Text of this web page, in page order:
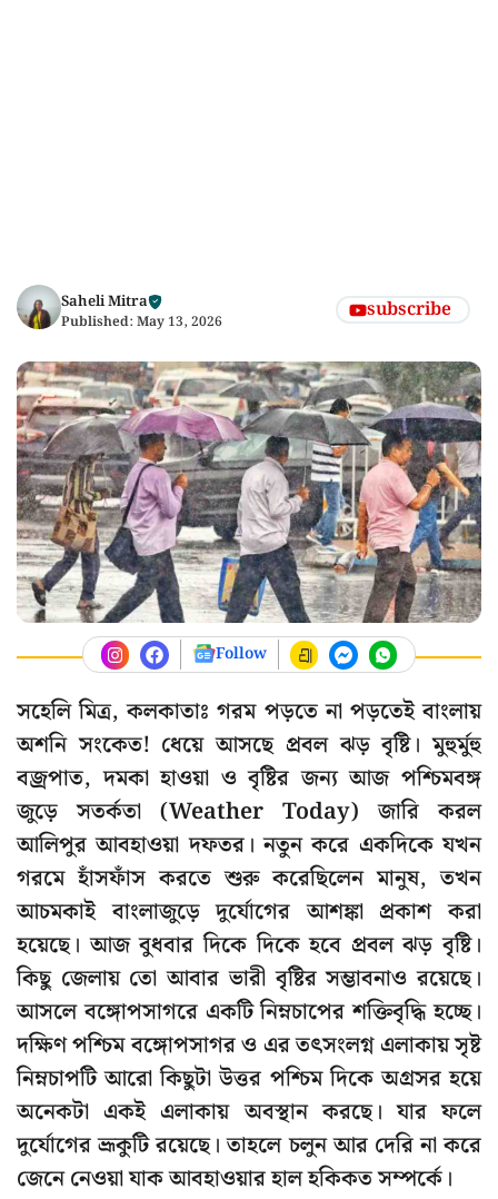
Saheli Mitra
Published: May 13, 2026 subscribe
Follow
সহেলি মিত্র, কলকাতাঃ গরম পড়তে না পড়তেই বাংলায়
অশনি সংকেত! ধেয়ে আসছে প্রবল ঝড় বৃষ্টি। মুহুর্মুহু
বজ্রপাত, দমকা হাওয়া ও বৃষ্টির জন্য আজ পশ্চিমবঙ্গ
জুড়ে সতর্কতা (Weather Today) জারি করল
আলিপুর আবহাওয়া দফতর। নতুন করে একদিকে যখন
গরমে হাঁসফাঁস করতে শুরু করেছিলেন মানুষ, তখন
আচমকাই বাংলাজুড়ে দুর্যোগের আশঙ্কা প্রকাশ করা
হয়েছে। আজ বুধবার দিকে দিকে হবে প্রবল ঝড় বৃষ্টি।
কিছু জেলায় তো আবার ভারী বৃষ্টির সম্ভাবনাও রয়েছে।
আসলে বঙ্গোপসাগরে একটি নিম্নচাপের শক্তিবৃদ্ধি হচ্ছে।
দক্ষিণ পশ্চিম বঙ্গোপসাগর ও এর তৎসংলগ্ন এলাকায় সৃষ্ট
নিম্নচাপটি আরো কিছুটা উত্তর পশ্চিম দিকে অগ্রসর হয়ে
অনেকটা একই এলাকায় অবস্থান করছে। যার ফলে
দুর্যোগের ভ্রূকুটি রয়েছে। তাহলে চলুন আর দেরি না করে
জেনে নেওয়া যাক আবহাওয়ার হাল হকিকত সম্পর্কে।